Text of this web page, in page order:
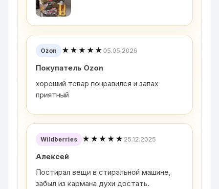
Ozon ★★★★★ 05.05.2026
Покупатель Ozon
хороший товар понравился и запах
приятный
Wildberries ★★★★★ 25.12.2025
Алексей
Постирал вещи в стиральной машине,
забыл из кармана духи достать.